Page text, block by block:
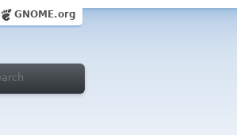
GNOME.org